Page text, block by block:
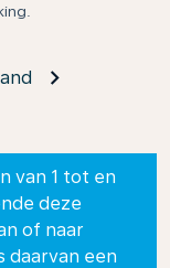
van 1 tot en
deze
of naar
daarvan een